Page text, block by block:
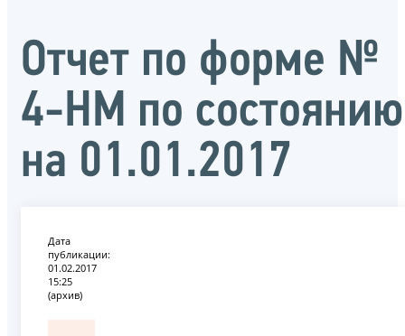
Отчет по форме №
4-НМ по состоянию
на 01.01.2017
Дата
публикации:
01.02.2017
15:25
(архив)